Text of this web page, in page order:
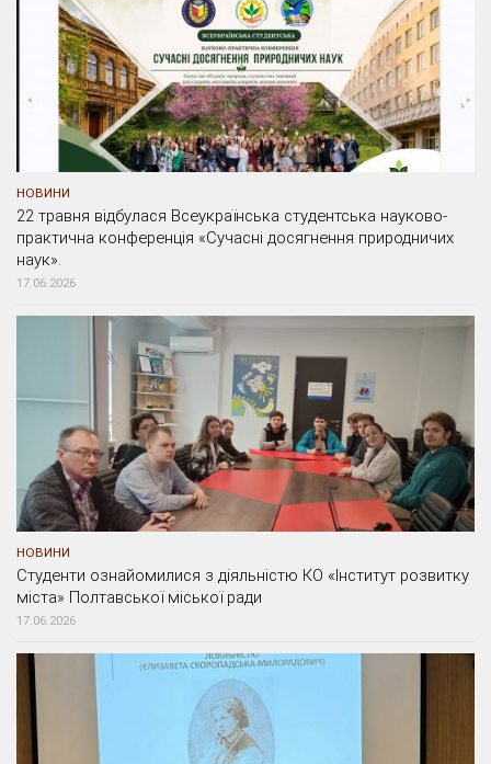
НОВИНИ
22 травня відбулася Всеукраїнська студентська науково-
практична конференція «Сучасні досягнення природничих
наук».
17.06.2026
НОВИНИ
Студенти ознайомилися з діяльністю КО «Інститут розвитку
міста» Полтавської міської ради
17.06.2026